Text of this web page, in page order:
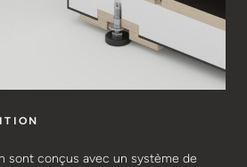
sont conçus avec un système de